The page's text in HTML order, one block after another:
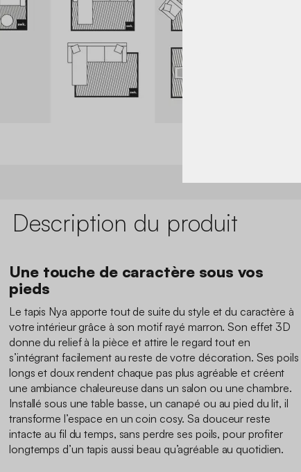
Description du produit
Une touche de caractère sous vos
pieds
Le tapis Nya apporte tout de suite du style et du caractère à
votre intérieur grâce à son motif rayé marron. Son effet 3D
donne du relief à la pièce et attire le regard tout en
s’intégrant facilement au reste de votre décoration. Ses poils
longs et doux rendent chaque pas plus agréable et créent
une ambiance chaleureuse dans un salon ou une chambre.
Installé sous une table basse, un canapé ou au pied du lit, il
transforme l’espace en un coin cosy. Sa douceur reste
intacte au fil du temps, sans perdre ses poils, pour profiter
longtemps d’un tapis aussi beau qu’agréable au quotidien.